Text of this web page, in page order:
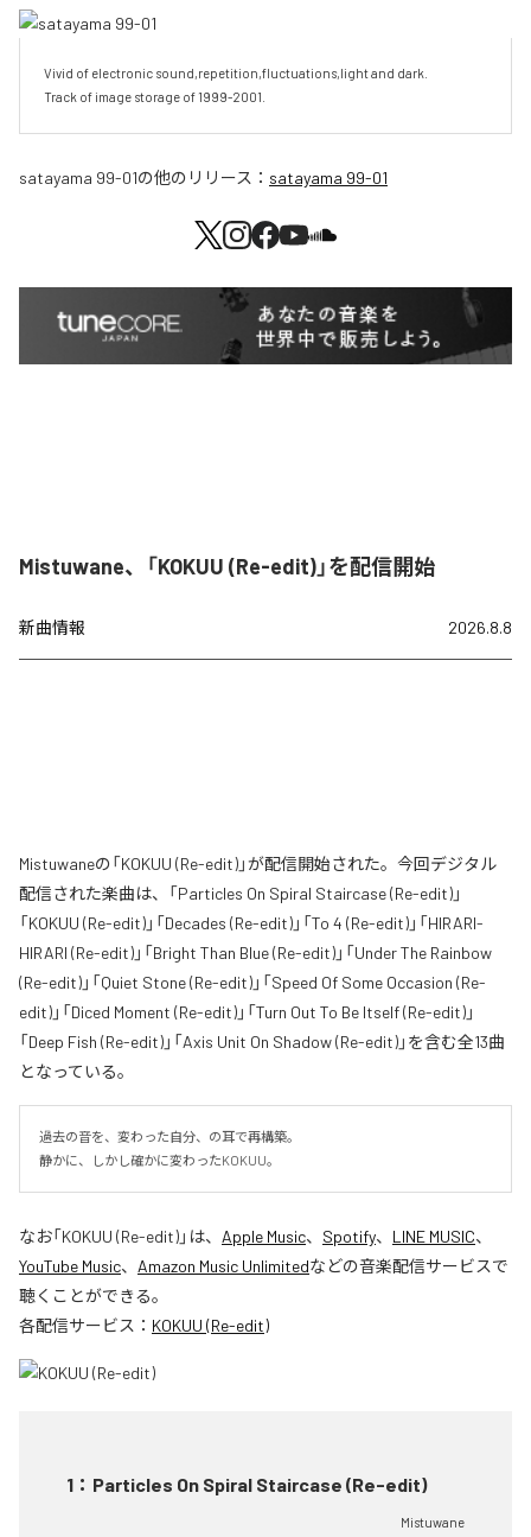
Vivid of electronic sound,repetition,fluctuations,light and dark.
Track of image storage of 1999-2001.
satayama 99-01の他のリリース： satayama 99-01
Mistuwane、「KOKUU (Re-edit)」を配信開始
新曲情報 2026.8.8
Mistuwaneの「KOKUU (Re-edit)」が配信開始された。今回デジタル
配信された楽曲は、「Particles On Spiral Staircase (Re-edit)」
「KOKUU (Re-edit)」「Decades (Re-edit)」「To 4 (Re-edit)」「HIRARI-
HIRARI (Re-edit)」「Bright Than Blue (Re-edit)」「Under The Rainbow
(Re-edit)」「Quiet Stone (Re-edit)」「Speed Of Some Occasion (Re-
edit)」「Diced Moment (Re-edit)」「Turn Out To Be Itself (Re-edit)」
「Deep Fish (Re-edit)」「Axis Unit On Shadow (Re-edit)」を含む全13曲
となっている。
過去の音を、変わった自分、の耳で再構築。
静かに、しかし確かに変わったKOKUU。
なお「KOKUU (Re-edit)」は、 Apple Music、 Spotify、 LINE MUSIC、
YouTube Music、 Amazon Music Unlimitedなどの音楽配信サービスで
聴くことができる。
各配信サービス： KOKUU (Re-edit)
1 ： Particles On Spiral Staircase (Re-edit)
Mistuwane